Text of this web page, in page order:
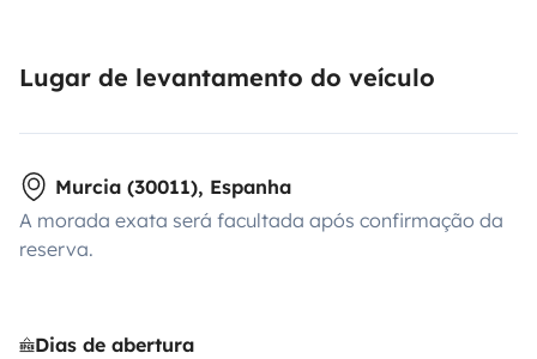
Lugar de levantamento do veículo
Murcia (30011), Espanha
A morada exata será facultada após confirmação da
reserva.
Dias de abertura